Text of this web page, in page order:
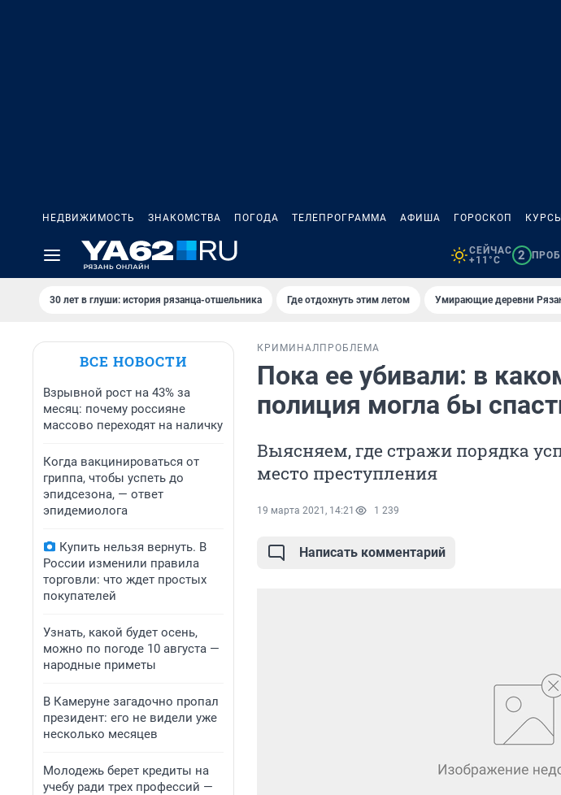
НЕДВИЖИМОСТЬ ЗНАКОМСТВА ПОГОДА ТЕЛЕПРОГРАММА АФИША ГОРОСКОП
СЕЙЧАС
+11°C
2
30 лет в глуши: история рязанца-отшельника Где отдохнуть этим летом Умирающие деревни
ВСЕ НОВОСТИ
Взрывной рост на 43% за
месяц: почему россияне
массово переходят на наличку
Когда вакцинироваться от
гриппа, чтобы успеть до
эпидсезона, — ответ
эпидемиолога
Купить нельзя вернуть. В
России изменили правила
торговли: что ждет простых
покупателей
Узнать, какой будет осень,
можно по погоде 10 августа —
народные приметы
В Камеруне загадочно пропал
президент: его не видели уже
несколько месяцев
Молодежь берет кредиты на
учебу ради трех профессий —
КРИМИНАЛ ПРОБЛЕМА
Пока ее убивали: в
полиция могла бы
Выясняем, где стражи порядка
место преступления
19 марта 2021, 14:21 1 239
Написать комментарий